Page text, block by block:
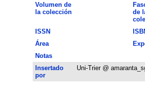
Volumen de
la colección
de
ISSN
Área
Notas
Insertado
por
Uni-Trier @